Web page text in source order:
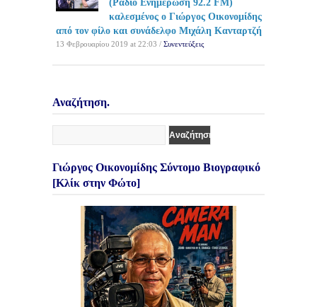
(Ράδιο Ενημέρωση 92.2 FM)
καλεσμένος ο Γιώργος Οικονομίδης
από τον φίλο και συνάδελφο Μιχάλη Κανταρτζή
13 Φεβρουαρίου 2019 at 22:03 / Συνεντεύξεις
Αναζήτηση.
Γιώργος Οικονομίδης Σύντομο Βιογραφικό
[Κλίκ στην Φώτο]